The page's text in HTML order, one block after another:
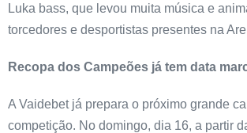
Luka bass, que levou muita música e
torcedores e desportistas presentes na
Recopa dos Campeões já tem data
A Vaidebet já prepara o próximo grande
competição. No domingo, dia 16, a partir